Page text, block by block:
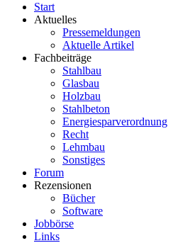
Start
Aktuelles
Pressemeldungen
Aktuelle Artikel
Fachbeiträge
Stahlbau
Glasbau
Holzbau
Stahlbeton
Energiesparverordnung
Recht
Lehmbau
Sonstiges
Forum
Rezensionen
Bücher
Software
Jobbörse
Links